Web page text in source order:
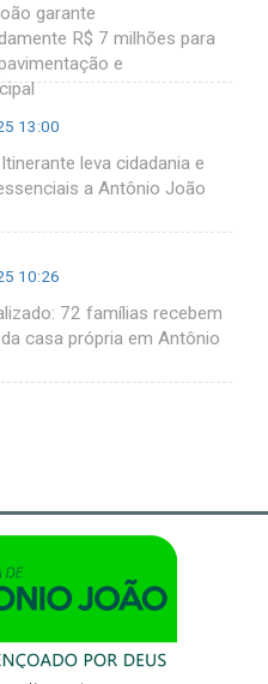
garante
R$ 7 milhões para
e
13:00
leva cidadania e
a Antônio João
10:26
72 famílias recebem
casa própria em Antônio